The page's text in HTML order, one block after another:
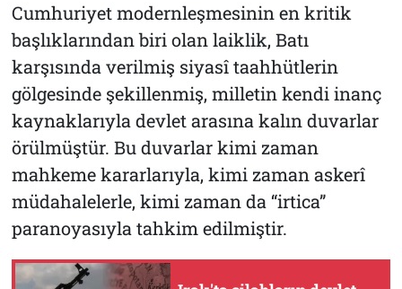
Cumhuriyet modernleşmesinin en kritik
başlıklarından biri olan laiklik, Batı
karşısında verilmiş siyasî taahhütlerin
gölgesinde şekillenmiş, milletin kendi inanç
kaynaklarıyla devlet arasına kalın duvarlar
örülmüştür. Bu duvarlar kimi zaman
mahkeme kararlarıyla, kimi zaman askerî
müdahalelerle, kimi zaman da “irtica”
paranoyasıyla tahkim edilmiştir.